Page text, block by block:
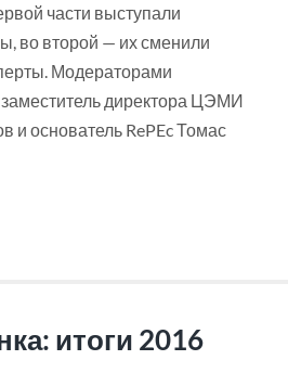
части выступали
во второй — их сменили
Модераторами
директора ЦЭМИ
и основатель RePEc Томас
итоги 2016